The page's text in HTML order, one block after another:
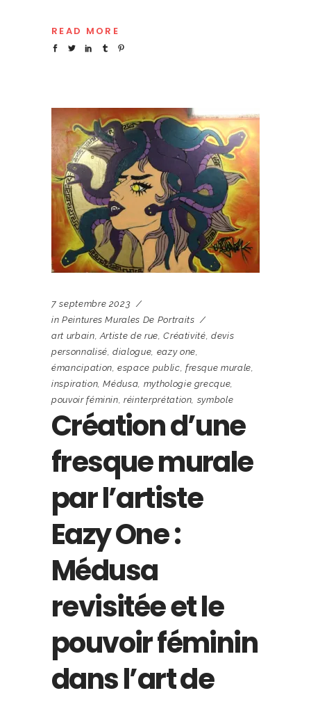
READ MORE
7 septembre 2023
in Peintures Murales De Portraits
art urbain Artiste de rue ,Créativité ,devis
personnalisé ,dialogue eazy one
émancipation ,espace public fresque murale
inspiration ,Médusa mythologie grecque
pouvoir féminin ,réinterprétation symbole
Création d’une
fresque murale
par l’artiste
Eazy One :
Médusa
revisitée et le
pouvoir féminin
dans l’art de